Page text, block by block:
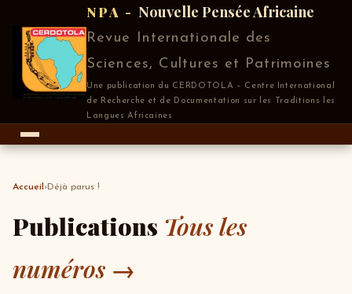
NPA -Nouvelle Pensée Africaine
Revue Internationale des
Sciences, Cultures et Patrimoines
Une publication du CERDOTOLA – Centre International
de Recherche et de Documentation sur les Traditions les
Langues Africaines
Accueil ›Déjà parus !
Publications Tous les
numéros →